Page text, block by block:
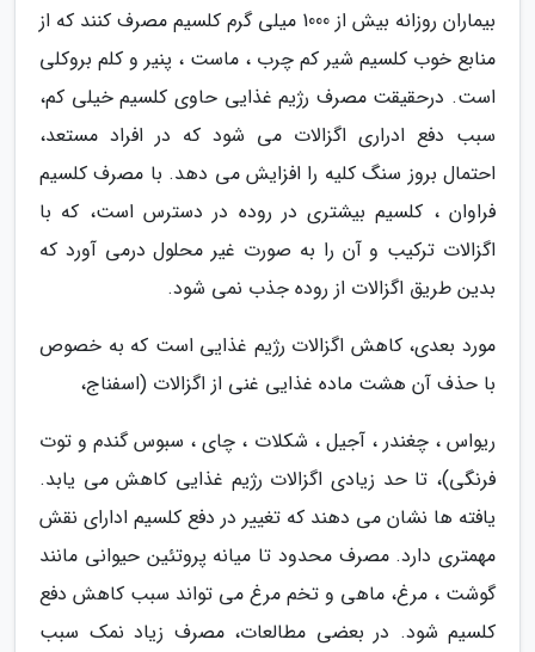
بیماران روزانه بیش از 1000 میلی گرم کلسیم مصرف کنند که از
منابع خوب کلسیم شیر کم چرب ، ماست ، پنیر و کلم بروکلی
است. درحقیقت مصرف رژیم غذایی حاوی کلسیم خیلی کم،
سبب دفع ادراری اگزالات می شود که در افراد مستعد،
احتمال بروز سنگ کلیه را افزایش می دهد. با مصرف کلسیم
فراوان ، کلسیم بیشتری در روده در دسترس است، که با
اگزالات ترکیب و آن را به صورت غیر محلول درمی آورد که
بدین طریق اگزالات از روده جذب نمی شود.
مورد بعدی، کاهش اگزالات رژیم غذایی است که به خصوص
با حذف آن هشت ماده غذایی غنی از اگزالات (اسفناج،
ریواس ، چغندر ، آجیل ، شکلات ، چای ، سبوس گندم و توت
فرنگی)، تا حد زیادی اگزالات رژیم غذایی کاهش می یابد.
یافته ها نشان می دهند که تغییر در دفع کلسیم ادارای نقش
مهمتری دارد. مصرف محدود تا میانه پروتئین حیوانی مانند
گوشت ، مرغ، ماهی و تخم مرغ می تواند سبب کاهش دفع
کلسیم شود. در بعضی مطالعات، مصرف زیاد نمک سبب